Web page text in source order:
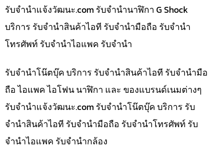
รับจํานําแจ้งวัฒนะ.com รับจำนำนาฬิกา G Shock
บริการ รับจำนำสินค้าไอที รับจำนำมือถือ รับจำนำ
โทรศัพท์ รับจำนำไอแพค รับจำนำ
รับจำนำโน๊ตบุ๊ค บริการ รับจำนำสินค้าไอที รับจำนำมือ
ถือ ไอแพค ไอโฟน นาฬิกา และ ของแบรนด์เนมต่างๆ
รับจํานําแจ้งวัฒนะ.com รับจำนำโน๊ตบุ๊ค บริการ รับ
จำนำสินค้าไอที รับจำนำมือถือ รับจำนำโทรศัพท์ รับ
จำนำไอแพค รับจำนำกล้อง